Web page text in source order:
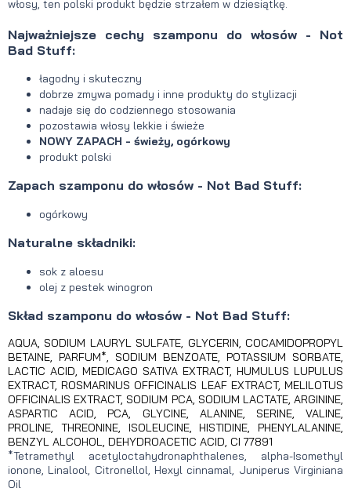
włosy, ten polski produkt będzie strzałem w dziesiątkę.
Najważniejsze cechy szamponu do włosów - Not
Bad Stuff:
łagodny i skuteczny
dobrze zmywa pomady i inne produkty do stylizacji
nadaje się do codziennego stosowania
pozostawia włosy lekkie i świeże
NOWY ZAPACH - świeży, ogórkowy
produkt polski
Zapach szamponu do włosów - Not Bad Stuff:
ogórkowy
Naturalne składniki:
sok z aloesu
olej z pestek winogron
Skład szamponu do włosów - Not Bad Stuff:
AQUA, SODIUM LAURYL SULFATE, GLYCERIN, COCAMIDOPROPYL
BETAINE, PARFUM*, SODIUM BENZOATE, POTASSIUM SORBATE,
LACTIC ACID, MEDICAGO SATIVA EXTRACT, HUMULUS LUPULUS
EXTRACT, ROSMARINUS OFFICINALIS LEAF EXTRACT, MELILOTUS
OFFICINALIS EXTRACT, SODIUM PCA, SODIUM LACTATE, ARGININE,
ASPARTIC ACID, PCA, GLYCINE, ALANINE, SERINE, VALINE,
PROLINE, THREONINE, ISOLEUCINE, HISTIDINE, PHENYLALANINE,
BENZYL ALCOHOL, DEHYDROACETIC ACID, CI 77891
*Tetramethyl acetyloctahydronaphthalenes, alpha-Isomethyl
ionone, Linalool, Citronellol, Hexyl cinnamal, Juniperus Virginiana
Oil